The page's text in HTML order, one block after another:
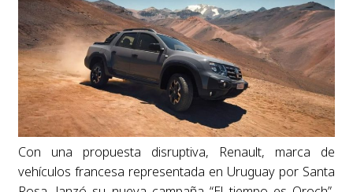
Con una propuesta disruptiva, Renault, marca de
vehículos francesa representada en Uruguay por Santa